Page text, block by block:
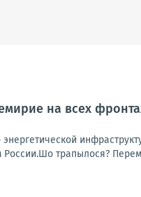
на всех
России.Шо трапылося?